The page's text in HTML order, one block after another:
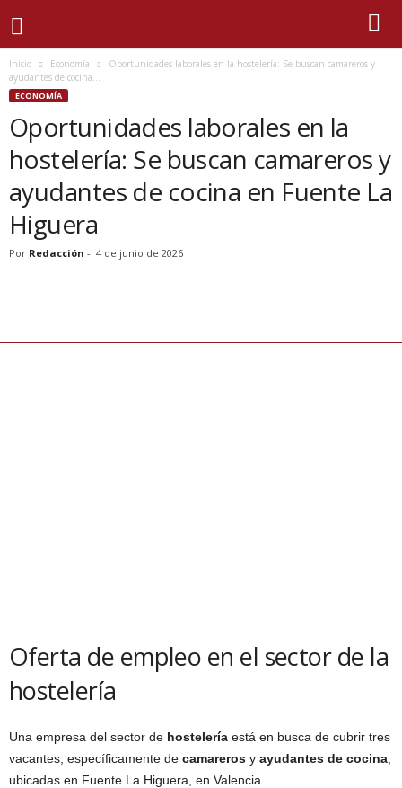
Inicio Economía
Oportunidades laborales en la hostelería: Se buscan camareros y
ayudantes de cocina...
ECONOMÍA
Oportunidades laborales en la
hostelería: Se buscan camareros y
ayudantes de cocina en Fuente La
Higuera
Por Redacción - 4 de junio de 2026
Oferta de empleo en el sector de la
hostelería
Una empresa del sector de hostelería está en busca de cubrir tres
vacantes, específicamente de camareros y ayudantes de cocina
ubicadas en Fuente La Higuera, en Valencia.